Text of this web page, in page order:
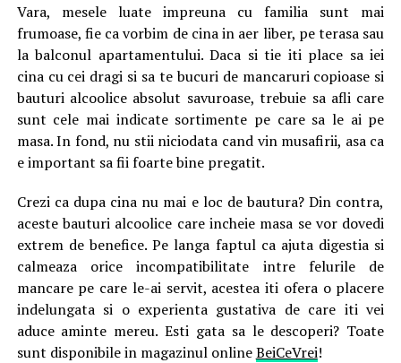
Vara, mesele luate impreuna cu familia sunt mai
frumoase, fie ca vorbim de cina in aer liber, pe terasa sau
la balconul apartamentului. Daca si tie iti place sa iei
cina cu cei dragi si sa te bucuri de mancaruri copioase si
bauturi alcoolice absolut savuroase, trebuie sa afli care
sunt cele mai indicate sortimente pe care sa le ai pe
masa. In fond, nu stii niciodata cand vin musafirii, asa ca
e important sa fii foarte bine pregatit.
Crezi ca dupa cina nu mai e loc de bautura? Din contra,
aceste bauturi alcoolice care incheie masa se vor dovedi
extrem de benefice. Pe langa faptul ca ajuta digestia si
calmeaza orice incompatibilitate intre felurile de
mancare pe care le-ai servit, acestea iti ofera o placere
indelungata si o experienta gustativa de care iti vei
aduce aminte mereu. Esti gata sa le descoperi? Toate
sunt disponibile in magazinul onlineBeiCeVrei!